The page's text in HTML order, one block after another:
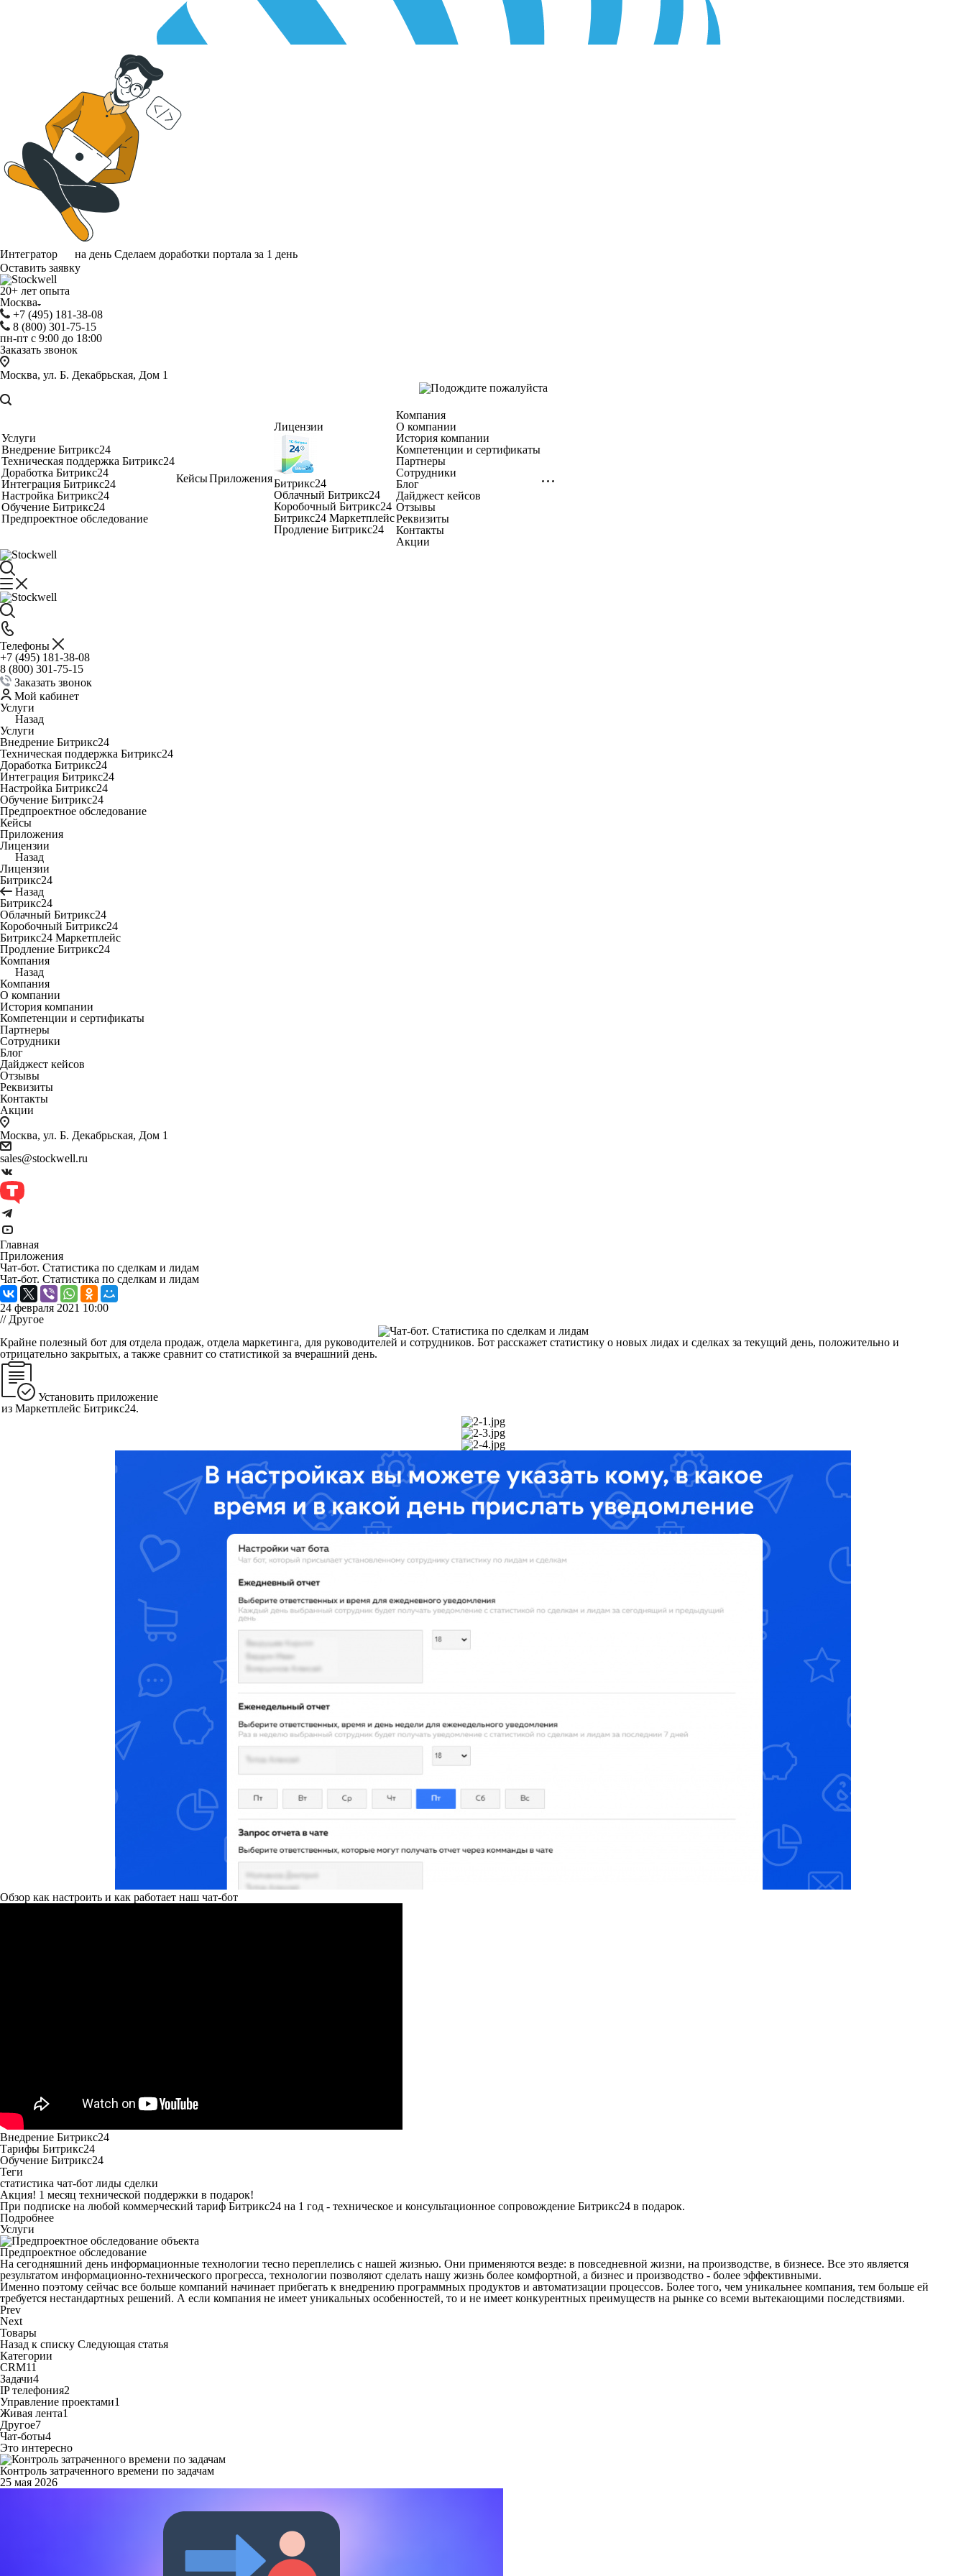
Интегратор на день Сделаем доработки портала за 1 день
Оставить заявку
20+ лет опыта
Москва
+7 (495) 181-38-08
8 (800) 301-75-15
пн-пт с 9:00 до 18:00
Заказать звонок
Москва, ул. Б. Декабрьская, Дом 1
Услуги
Внедрение Битрикс24
Техническая поддержка Битрикс24
Доработка Битрикс24
Интеграция Битрикс24
Настройка Битрикс24
Обучение Битрикс24
Предпроектное обследование
КейсыПриложения
Лицензии
Битрикс24
Облачный Битрикс24
Коробочный Битрикс24
Битрикс24 Маркетплейс
Продление Битрикс24
Компания
О компании
История компании
Компетенции и сертификаты
Партнеры
Сотрудники
Блог
Дайджест кейсов
Отзывы
Реквизиты
Контакты
Акции
Телефоны
+7 (495) 181-38-08
8 (800) 301-75-15
Заказать звонок
Мой кабинет
Услуги
Назад
Услуги
Внедрение Битрикс24
Техническая поддержка Битрикс24
Доработка Битрикс24
Интеграция Битрикс24
Настройка Битрикс24
Обучение Битрикс24
Предпроектное обследование
Кейсы
Приложения
Лицензии
Назад
Лицензии
Битрикс24
Назад
Битрикс24
Облачный Битрикс24
Коробочный Битрикс24
Битрикс24 Маркетплейс
Продление Битрикс24
Компания
Назад
Компания
О компании
История компании
Компетенции и сертификаты
Партнеры
Сотрудники
Блог
Дайджест кейсов
Отзывы
Реквизиты
Контакты
Акции
Москва, ул. Б. Декабрьская, Дом 1
sales@stockwell.ru
Главная
Приложения
Чат-бот. Статистика по сделкам и лидам
Чат-бот. Статистика по сделкам и лидам
24 февраля 2021 10:00
// Другое
Крайне полезный бот для отдела продаж, отдела маркетинга, для руководителей и сотрудников. Бот расскажет статистику о новых лидах и сделках за текущий день, положительно и
отрицательно закрытых, а также сравнит со статистикой за вчерашний день.
Установить приложение
из Маркетплейс Битрикс24.
Обзор как настроить и как работает наш чат-бот
Внедрение Битрикс24
Тарифы Битрикс24
Обучение Битрикс24
Теги
статистика чат-бот лиды сделки
Акция! 1 месяц технической поддержки в подарок!
При подписке на любой коммерческий тариф Битрикс24 на 1 год - техническое и консультационное сопровождение Битрикс24 в подарок.
Подробнее
Услуги
Предпроектное обследование
На сегодняшний день информационные технологии тесно переплелись с нашей жизнью. Они применяются везде: в повседневной жизни, на производстве, в бизнесе. Все это является
результатом информационно-технического прогресса, технологии позволяют сделать нашу жизнь более комфортной, а бизнес и производство - более эффективными.
Именно поэтому сейчас все больше компаний начинает прибегать к внедрению программных продуктов и автоматизации процессов. Более того, чем уникальнее компания, тем больше ей
требуется нестандартных решений. А если компания не имеет уникальных особенностей, то и не имеет конкурентных преимуществ на рынке со всеми вытекающими последствиями.
Prev
Next
Товары
Назад к списку Следующая статья
Категории
CRM11
Задачи4
IP телефония2
Управление проектами1
Живая лента1
Другое7
Чат-боты4
Это интересно
Контроль затраченного времени по задачам
25 мая 2026